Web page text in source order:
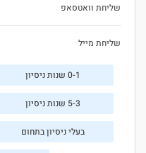
שליחת וואטסאפ
שליחת מייל
0-1 שנות ניסיון
5-3 שנות ניסיון
בעלי ניסיון בתחום